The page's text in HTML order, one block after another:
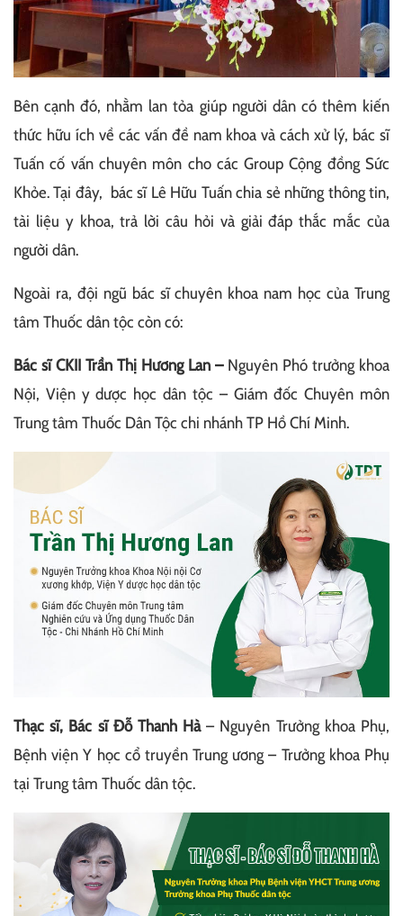
Bên cạnh đó, nhằm lan tỏa giúp người dân có thêm kiến
thức hữu ích về các vấn đề nam khoa và cách xử lý, bác sĩ
Tuấn cố vấn chuyên môn cho các Group Cộng đồng Sức
Khỏe. Tại đây, bác sĩ Lê Hữu Tuấn chia sẻ những thông tin,
tài liệu y khoa, trả lời câu hỏi và giải đáp thắc mắc của
người dân.
Ngoài ra, đội ngũ bác sĩ chuyên khoa nam học của Trung
tâm Thuốc dân tộc còn có:
Bác sĩ CKII Trần Thị Hương Lan – Nguyên Phó trưởng khoa
Nội, Viện y dược học dân tộc – Giám đốc Chuyên môn
Trung tâm Thuốc Dân Tộc chi nhánh TP Hồ Chí Minh.
Thạc sĩ, Bác sĩ Đỗ Thanh Hà– Nguyên Trưởng khoa Phụ,
Bệnh viện Y học cổ truyền Trung ương – Trưởng khoa Phụ
tại Trung tâm Thuốc dân tộc.